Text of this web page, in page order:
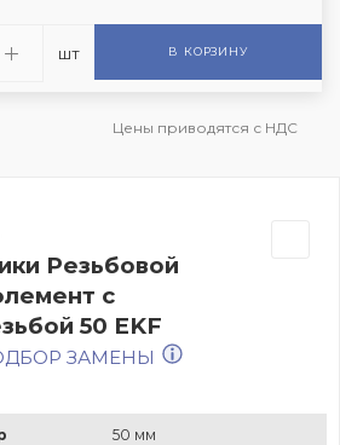
шт В КОРЗИНУ
Цены приводятся с НДС
Резьбовой
с
50 EKF
ЗАМЕНЫ
50 мм